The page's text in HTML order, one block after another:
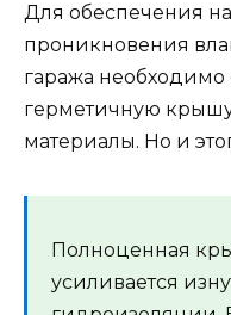
Для обеспечения
проникновения
гаража необходимо
герметичную
материалы. Но и
Полноценная
усиливается